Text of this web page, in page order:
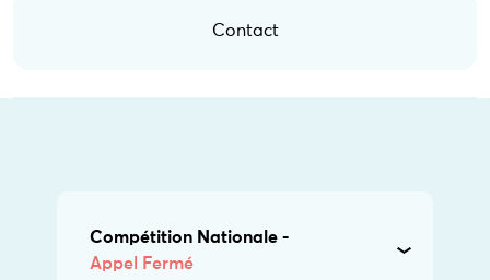
Contact
Compétition Nationale -
Appel Fermé